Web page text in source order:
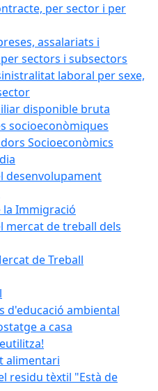
per sector i per
assalariats i
sectors i subsectors
laboral per sexe,
disponible bruta
socioeconòmiques
Socioeconòmics
desenvolupament
Immigració
mercat de treball dels
de Treball
d'educació ambiental
a casa
alimentari
residu tèxtil "Està de